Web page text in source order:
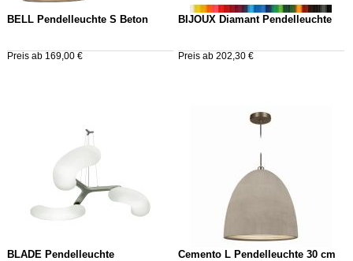
BELL Pendelleuchte S Beton
Preis ab 169,00 €
BIJOUX Diamant Pendelleuchte
Preis ab 202,30 €
BLADE Pendelleuchte
Cemento L Pendelleuchte 30 cm